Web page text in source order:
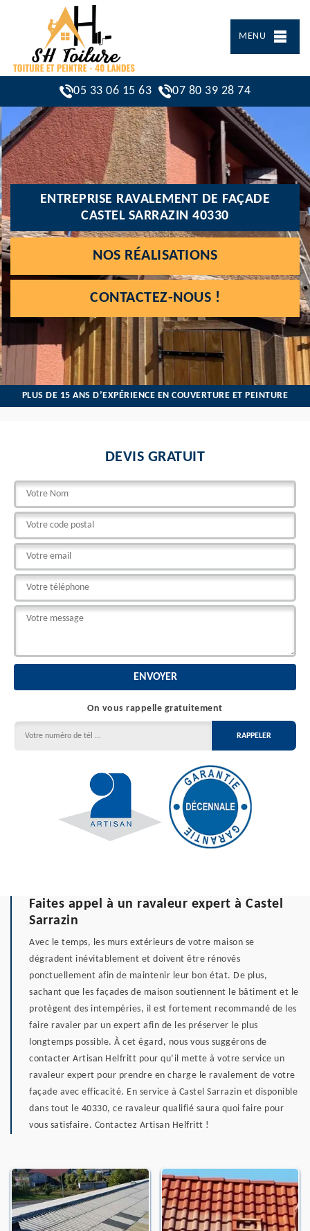
MENU
05 33 06 15 63 07 80 39 28 74
ENTREPRISE RAVALEMENT DE FAÇADE
CASTEL SARRAZIN 40330
NOS RÉALISATIONS
CONTACTEZ-NOUS !
PLUS DE 15 ANS D’EXPÉRIENCE EN COUVERTURE ET PEINTURE
DEVIS GRATUIT
On vous rappelle gratuitement
Faites appel à un ravaleur expert à Castel
Sarrazin
Avec le temps, les murs extérieurs de votre maison se
dégradent inévitablement et doivent être rénovés
ponctuellement afin de maintenir leur bon état. De plus,
sachant que les façades de maison soutiennent le bâtiment et le
protègent des intempéries, il est fortement recommandé de les
faire ravaler par un expert afin de les préserver le plus
longtemps possible. À cet égard, nous vous suggérons de
contacter Artisan Helfritt pour qu’il mette à votre service un
ravaleur expert pour prendre en charge le ravalement de votre
façade avec efficacité. En service à Castel Sarrazin et disponible
dans tout le 40330, ce ravaleur qualifié saura quoi faire pour
vous satisfaire. Contactez Artisan Helfritt !